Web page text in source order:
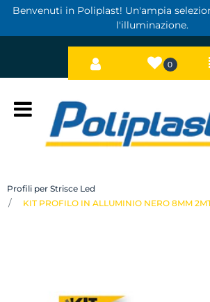
Benvenuti in Poliplast! Un'ampia
l'illuminazione.
0
Profili per Strisce Led
KIT PROFILO IN ALLUMINIO NERO 8MM